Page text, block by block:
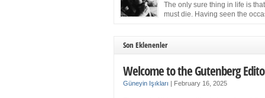
and still feel fatigued when your […]
The only sure thing in life is that
must die. Having seen the
the Cuban Revolution would succumb to that
Son Eklenenler
Welcome to the Gutenberg
Güneyin Işıkları February 16, 2025